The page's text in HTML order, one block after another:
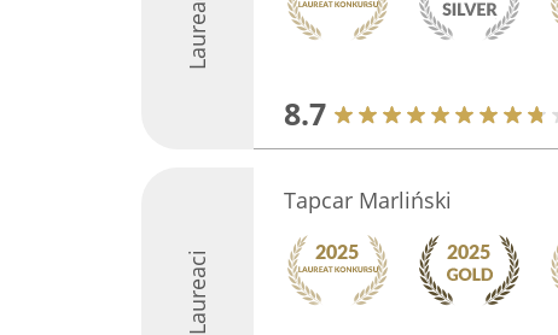
Laureaci
8.7
Laureaci
Tapcar Marliński